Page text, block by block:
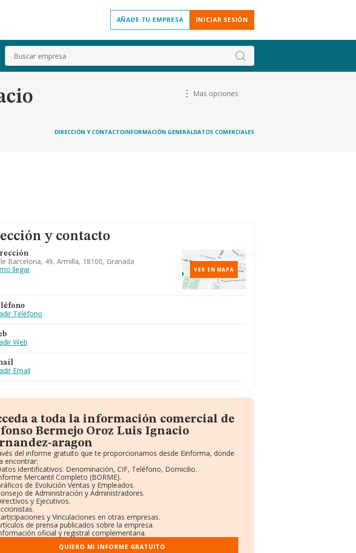
AÑADE TU EMPRESA INICIAR SESIÓN
Buscar
Mas opciones
DIRECCIÓN Y CONTACTOINFORMACIÓN GENERALDATOS COMERCIALES
y contacto
Barcelona, 49, Armilla, 18100, Granada
llegar
VER EN MAPA
Teléfono
Web
Email
a toda la información comercial de
Bermejo Oroz Luis Ignacio
aragon
del informe gratuito que te proporcionamos desde Einforma, donde
encontrar:
identificativos: Denominación, CIF, Teléfono, Domicilio.
Mercantil Completo (BORME).
de Evolución Ventas y Empleados.
de Administración y Administradores.
y Ejecutivos.
y Vinculaciones en otras empresas.
de prensa publicados sobre la empresa.
oficial y registral complementaria.
QUIERO MI INFORME GRATUITO